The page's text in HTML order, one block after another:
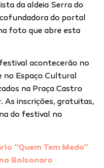
da aldeia Serra do
do portal
foto que abre esta
acontecerão no
no Espaço Cultural
na Praça Castro
As inscrições, gratuitas,
do festival no
“Quem Tem Medo”
Bolsonaro